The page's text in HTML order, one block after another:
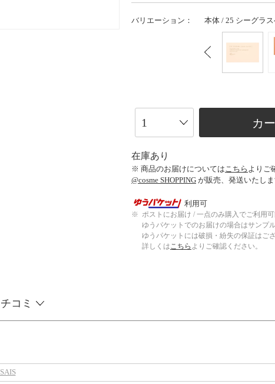
バリエーション： 本体 / 25 シーグラ
カ
在庫あり
※ 商品のお届けについては こちら よりご
@cosme SHOPPING が販売、発送いたしま
利用可
※ ポストにお届け / 一点のみ購入でご利用可
ゆうパケットでのお届けの場合はサンプ
ゆうパケットには破損・紛失の保証はござ
詳しくはこちら よりご確認ください。
コミ